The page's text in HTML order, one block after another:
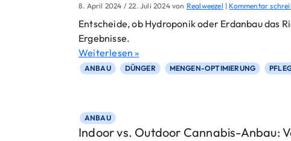
8. April 2024 / 22. Juli 2024von Realweezel | Kommentar
Entscheide, ob Hydroponik oder Erdanbau das
Ergebnisse.
Weiterlesen »
ANBAU DÜNGER MENGEN-OPTIMIERUNG
ANBAU
Indoor vs. Outdoor Cannabis-Anbau: